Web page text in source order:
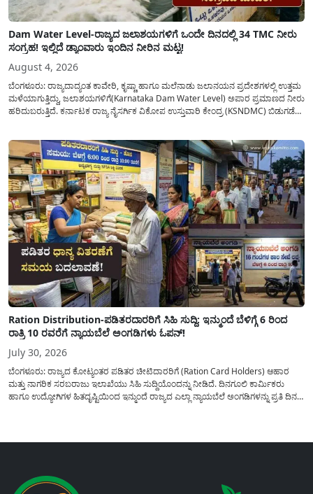
Dam Water Level-ರಾಜ್ಯದ ಜಲಾಶಯಗಳಿಗೆ ಒಂದೇ ದಿನದಲ್ಲಿ 34 TMC ನೀರು
ಸಂಗ್ರಹ! ಇಲ್ಲಿದೆ ಡ್ಯಾಂವಾರು ಇಂದಿನ ನೀರಿನ ಮಟ್ಟ!
August 4, 2026
ಬೆಂಗಳೂರು: ರಾಜ್ಯದಾದ್ಯಂತ ಕಾವೇರಿ, ಕೃಷ್ಣಾ ಹಾಗೂ ಮಲೆನಾಡು ಜಲಾನಯನ ಪ್ರದೇಶಗಳಲ್ಲಿ ಉತ್ತಮ
ಮಳೆಯಾಗುತ್ತಿದ್ದು, ಜಲಾಶಯಗಳಿಗೆ(Karnataka Dam Water Level) ಅಪಾರ ಪ್ರಮಾಣದ ನೀರು
ಹರಿದುಬರುತ್ತಿದೆ. ಕರ್ನಾಟಕ ರಾಜ್ಯ ನೈಸರ್ಗಿಕ ವಿಕೋಪ ಉಸ್ತುವಾರಿ ಕೇಂದ್ರ (KSNDMC) ಬಿಡುಗಡೆ
Ration Distribution-ಪಡಿತರದಾರರಿಗೆ ಸಿಹಿ ಸುದ್ದಿ: ಇನ್ಮುಂದೆ ಬೆಳಿಗ್ಗೆ 6 ರಿಂದ
ರಾತ್ರಿ 10 ರವರೆಗೆ ನ್ಯಾಯಬೆಲೆ ಅಂಗಡಿಗಳು ಓಪನ್!
July 30, 2026
ಬೆಂಗಳೂರು: ರಾಜ್ಯದ ಕೋಟ್ಯಂತರ ಪಡಿತರ ಚೀಟಿದಾರರಿಗೆ (Ration Card Holders) ಆಹಾರ
ಮತ್ತು ನಾಗರಿಕ ಸರಬರಾಜು ಇಲಾಖೆಯು ಸಿಹಿ ಸುದ್ದಿಯೊಂದನ್ನು ನೀಡಿದೆ. ದಿನಗೂಲಿ ಕಾರ್ಮಿಕರು
ಹಾಗೂ ಉದ್ಯೋಗಿಗಳ ಹಿತದೃಷ್ಟಿಯಿಂದ ಇನ್ಮುಂದೆ ರಾಜ್ಯದ ಎಲ್ಲಾ ನ್ಯಾಯಬೆಲೆ ಅಂಗಡಿಗಳನ್ನು ಪ್ರತಿ ದಿನ